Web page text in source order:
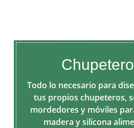
Todo lo necesario para
tus propios chupeteros,
mordedores y móviles
madera y silicona